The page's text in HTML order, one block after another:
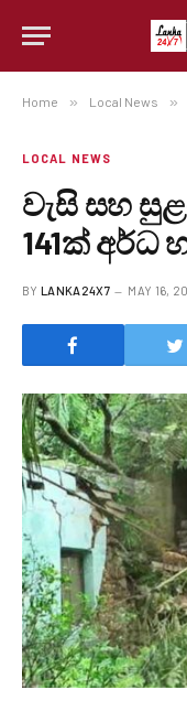
Home » Local News »
LOCAL NEWS
වැසි සහ
141ක් අර්ධ
BY LANKA24X7 MAY 16,